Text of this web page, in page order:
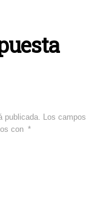
publicada. Los campos
con *